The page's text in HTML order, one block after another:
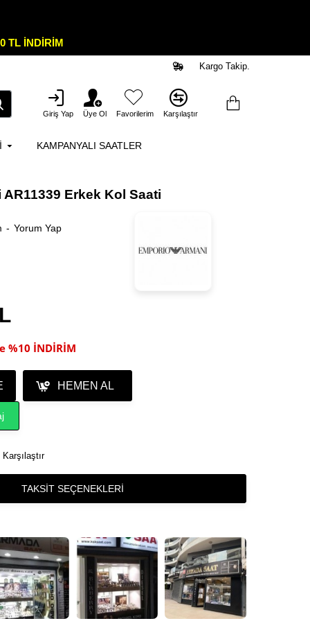
TL İNDİRİM
Kargo Takip.
Giriş Yap Üye Ol Favorilerim Karşılaştır
KAMPANYALI SAATLER
Erkek Kol Saati
- Yorum Yap
%10 İNDİRİM
HEMEN AL
Karşılaştır
TAKSIT SEÇENEKLERI